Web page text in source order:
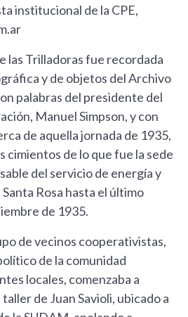
institucional de la CPE,
las Trilladoras fue recordada
y de objetos del Archivo
palabras del presidente del
Manuel Simpson, y con
de aquella jornada de 1935,
de lo que fue la sede
del servicio de energía y
Rosa hasta el último
de 1935.
de vecinos cooperativistas,
de la comunidad
locales, comenzaba a
de Juan Savioli, ubicado a